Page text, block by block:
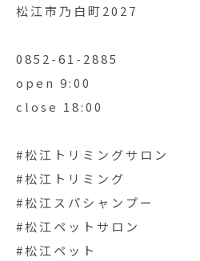
松江市乃白町2027
0852-61-2885
open 9:00
close 18:00
#松江トリミングサロン
#松江トリミング
#松江スパシャンプー
#松江ペットサロン
#松江ペット